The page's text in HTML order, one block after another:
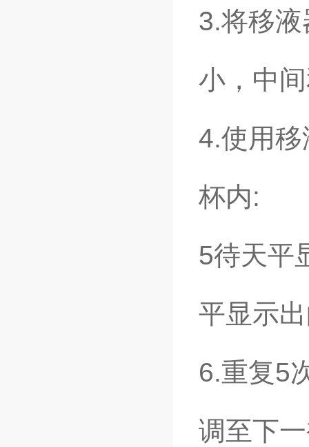
3.将移
小，中
4.使用
杯内:
5待天平
平显示
6.重复5
调至下